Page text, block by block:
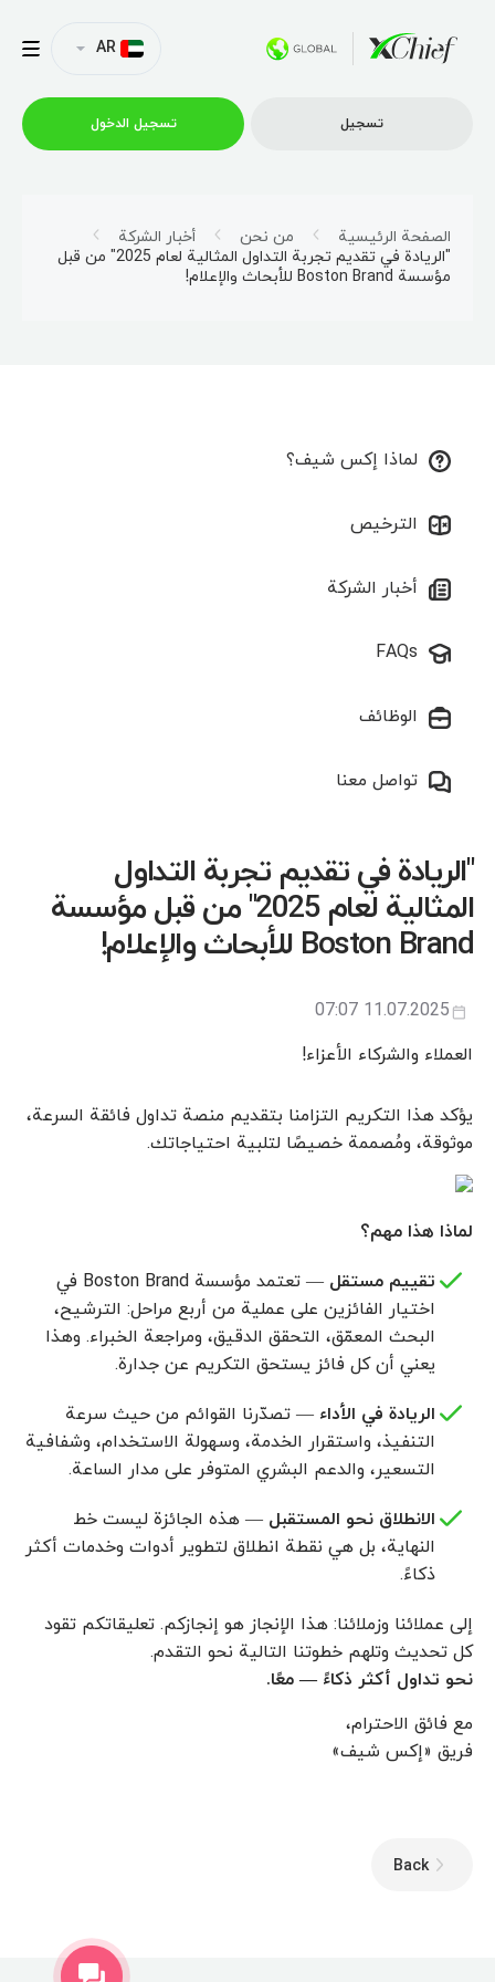
منصات
AR
تسجیل تسجیل الدخول
الصفحة الرئيسية من نحن
أخبار الشركة
"الريادة في تقديم تجربة التداول المثالية لعام 2025" من قبل
مؤسسة Boston Brand للأبحاث والإعلام!
لماذا إكس شيف؟
الترخيص
أخبار الشركة
FAQs
الوظائف
تواصل معنا
"الريادة في تقديم تجربة التداول
المثالية لعام 2025" من قبل مؤسسة
Boston Brand للأبحاث والإعلام!
11.07.2025 07:07
العملاء والشركاء الأعزاء!
يؤكد هذا التكريم التزامنا بتقديم منصة تداول فائقة السرعة،
موثوقة، ومُصممة خصيصًا لتلبية احتياجاتك.
لماذا هذا مهم؟
تقييم مستقل
— تعتمد مؤسسة Boston Brand في
اختيار الفائزين على عملية من أربع مراحل: الترشيح،
البحث المعمّق، التحقق الدقيق، ومراجعة الخبراء. وهذا
يعني أن كل فائز يستحق التكريم عن جدارة.
الريادة في الأداء — تصدّرنا القوائم من حيث سرعة
التنفيذ، واستقرار الخدمة، وسهولة الاستخدام، وشفافية
التسعير، والدعم البشري المتوفر على مدار الساعة.
الانطلاق نحو المستقبل — هذه الجائزة ليست خط
النهاية، بل هي نقطة انطلاق لتطوير أدوات وخدمات أكثر
ذكاءً.
إلى عملائنا وزملائنا: هذا الإنجاز هو إنجازكم. تعليقاتكم تقود
كل تحديث وتلهم خطوتنا التالية نحو التقدم.
نحو تداول أكثر ذكاءً — معًا.
مع فائق الاحترام،
فریق «إكس شيف»
Back